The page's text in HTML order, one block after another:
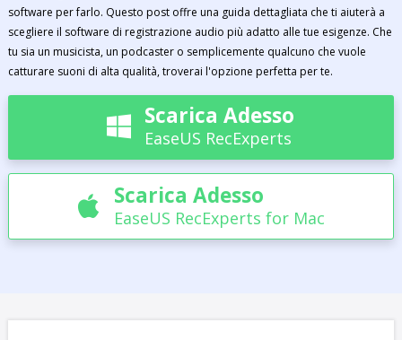
software per farlo. Questo post offre una guida dettagliata che ti aiuterà a
scegliere il software di registrazione audio più adatto alle tue esigenze. Che
tu sia un musicista, un podcaster o semplicemente qualcuno che vuole
catturare suoni di alta qualità, troverai l'opzione perfetta per te.
 Scarica Adesso
EaseUS RecExperts
 Scarica Adesso
EaseUS RecExperts for Mac